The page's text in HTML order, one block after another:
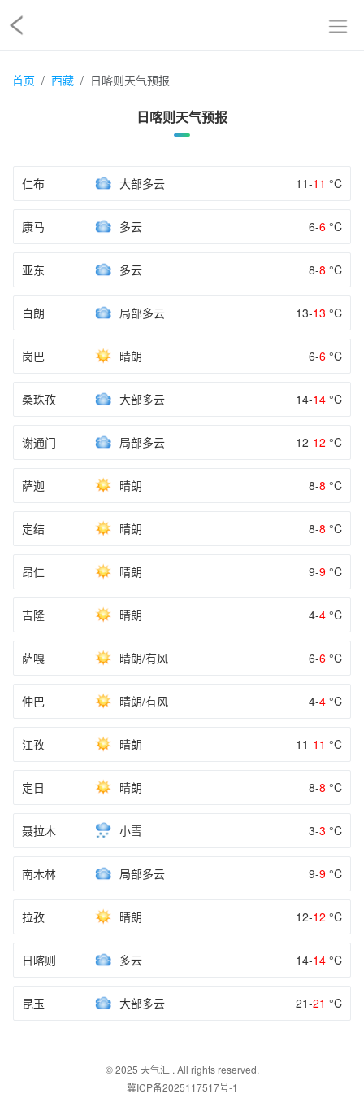
首页 西藏 日喀则天气预报
日喀则天气预报
仁布 大部多云 11-11 °C
康马 多云 6-6 °C
亚东 多云 8-8 °C
白朗 局部多云 13-13 °C
岗巴 晴朗 6-6 °C
桑珠孜 大部多云 14-14 °C
谢通门 局部多云 12-12 °C
萨迦 晴朗 8-8 °C
定结 晴朗 8-8 °C
昂仁 晴朗 9-9 °C
吉隆 晴朗 4-4 °C
萨嘎 晴朗/有风 6-6 °C
仲巴 晴朗/有风 4-4 °C
江孜 晴朗 11-11 °C
定日 晴朗 8-8 °C
聂拉木 小雪 3-3 °C
南木林 局部多云 9-9 °C
拉孜 晴朗 12-12 °C
日喀则 多云 14-14 °C
昆玉 大部多云 21-21 °C
© 2025 天气汇. All rights reserved.
冀ICP备2025117517号-1